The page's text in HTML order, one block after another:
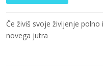
Če živiš svoje življenje
novega jutra